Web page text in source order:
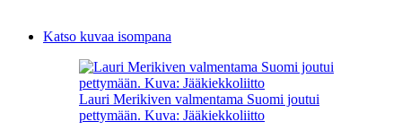
Katso kuvaa isompana
Lauri Merikiven valmentama Suomi joutui
pettymään. Kuva: Jääkiekkoliitto